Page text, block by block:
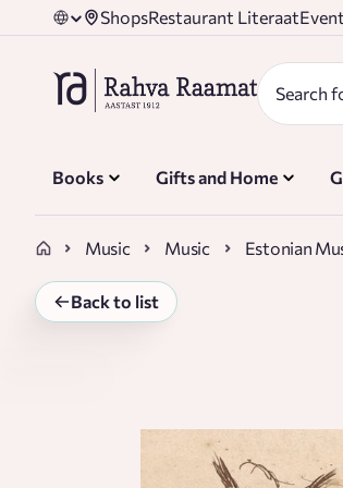
ShopsRestaurant Literaat
Books Gifts and Home
Music Music Estonian
Back to list